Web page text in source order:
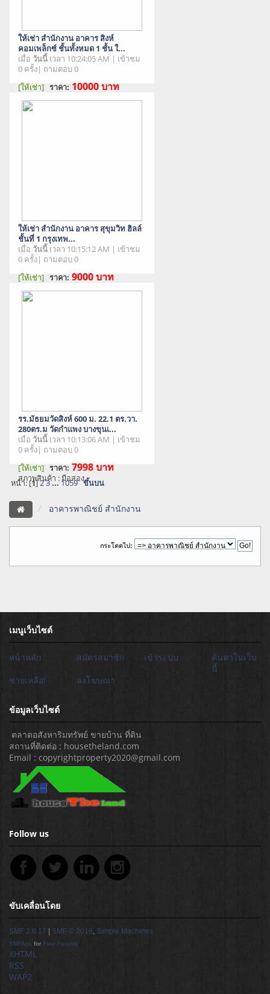
ให้เช่า สำนักงาน อาคาร สิงห์
คอมเพล็กซ์ ชั้นทั้งหมด 1 ชั้น ใ...
เมื่อ วันนี้เวลา 10:24:05 AM | เข้าชม
0 ครั้ง| ถามตอบ 0
[ให้เช่า] ราคา: 10000บาท
ให้เช่า สำนักงาน อาคาร สุขุมวิท ฮิลล์
ชั้นที่ 1 กรุงเทพ...
เมื่อ วันนี้เวลา 10:15:12 AM | เข้าชม
0 ครั้ง| ถามตอบ 0
[ให้เช่า] ราคา: 9000บาท
รร.มัธยมวัดสิงห์ 600 ม. 22.1 ตร.วา.
280ตร.ม วัดกำแพง บางขุนเ...
เมื่อ วันนี้เวลา 10:13:06 AM | เข้าชม
0 ครั้ง| ถามตอบ 0
[ให้เช่า] ราคา: 7998บาท
สภาพสินค้า : มือสอง
หน้า: [1]23...1059 ขึ้นบน
อาคารพาณิชย์ สำนักงาน
กระโดดไป:
เมนูเว็บไซต์
หน้าหลัก สมัครสมาชิก เข้าระบบ
ค้นหาในเว็บ
นี้
ช่วยเหลือ!
ลงโฆษณา
ข้อมูลเว็บไซต์
ตลาดอสังหาริมทรัพย์ ขายบ้าน ที่ดิน
สถานที่ติดต่อ : housetheland.com
Email : copyrightproperty2020@gmail.com
Follow us
ขับเคลื่อนโดย
SMF 2.0.17 SMF © 2016, Simple Machines
SMFAds for Free Forums
XHTML
RSS
WAP2